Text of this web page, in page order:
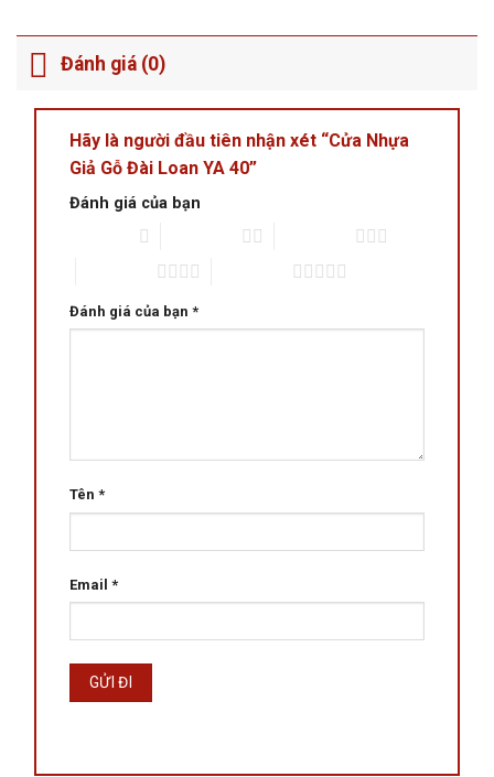
Đánh giá (0)
Hãy là người đầu tiên nhận xét “Cửa Nhựa
Giả Gỗ Đài Loan YA 40”
Đánh giá của bạn
Đánh giá của bạn *
Tên *
Email *